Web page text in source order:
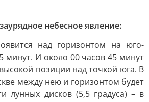
небесное явление:
над горизонтом на юго-
минут. И около 00 часов 45 минут
позиции над точкой юга. В
между нею и горизонтом будет
лунных дисков (5,5 градуса) – в